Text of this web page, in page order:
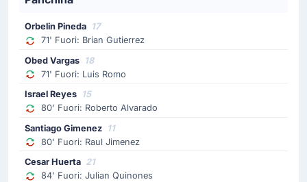
infortunato Luis Romo allo stadio Stadio di Guadalajara.
71'
Sostituzione
Brian Gutierrez
Orbelin Pineda
Javier Aguirre realizza il suo primo cambio con Orbelin
Pineda che rimpiazza Brian Gutierrez.
58'
Cartellino giallo
Seung-Ho Paik
Orbelin Pineda 17
71' Fuori: Brian Gutierrez
Obed Vargas 18
71' Fuori: Luis Romo
Israel Reyes 15
80' Fuori: Roberto Alvarado
Santiago Gimenez 11
80' Fuori: Raul Jimenez
Cesar Huerta 21
84' Fuori: Julian Quinones